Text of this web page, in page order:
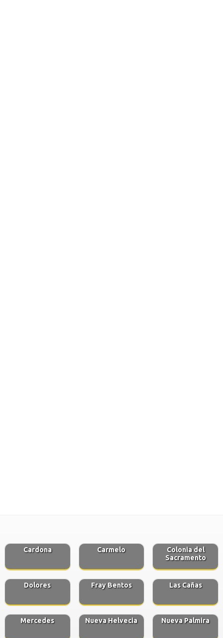
Cardona Carmelo
Colonia del
Sacramento
Dolores Fray Bentos Las Cañas
Mercedes Nueva Helvecia Nueva Palmira